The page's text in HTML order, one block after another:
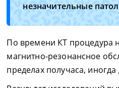
незначительные
По времени КТ процедура
магнитно-резонансное
пределах получаса,